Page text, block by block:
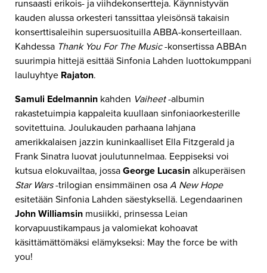
runsaasti erikois- ja viihdekonsertteja. Käynnistyvän
kauden alussa orkesteri tanssittaa yleisönsä takaisin
konserttisaleihin supersuosituilla ABBA-konserteillaan.
Kahdessa Thank You For The Music-konsertissa ABBAn
suurimpia hittejä esittää Sinfonia Lahden luottokumppani
lauluyhtye Rajaton.
Samuli Edelmannin kahden Vaiheet-albumin
rakastetuimpia kappaleita kuullaan sinfoniaorkesterille
sovitettuina. Joulukauden parhaana lahjana
amerikkalaisen jazzin kuninkaalliset Ella Fitzgerald ja
Frank Sinatra luovat joulutunnelmaa. Eeppiseksi voi
kutsua elokuvailtaa, jossaGeorge Lucasinalkuperäisen
Star Wars-trilogian ensimmäinen osaA New Hope
esitetään Sinfonia Lahden säestyksellä. Legendaarinen
John Williamsin musiikki, prinsessa Leian
korvapuustikampaus ja valomiekat kohoavat
käsittämättömäksi elämykseksi: May the force be with
you!